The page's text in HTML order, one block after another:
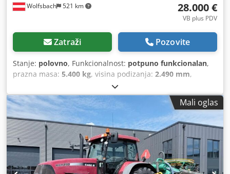
Wolfsbach 521 km 28.000 €
VB plus PDV
Zatraži Pozovite
Stanje: polovno, Funkcionalnost: potpuno funkcionalan,
prazna masa: 5.400 kg, visina podizanja: 2.490 mm,
, radni sati:
5.550 mm, građevinska visina:2.500 mm, vrsta pogona:
Diesel Motor, širina gradnje: Mali oglas